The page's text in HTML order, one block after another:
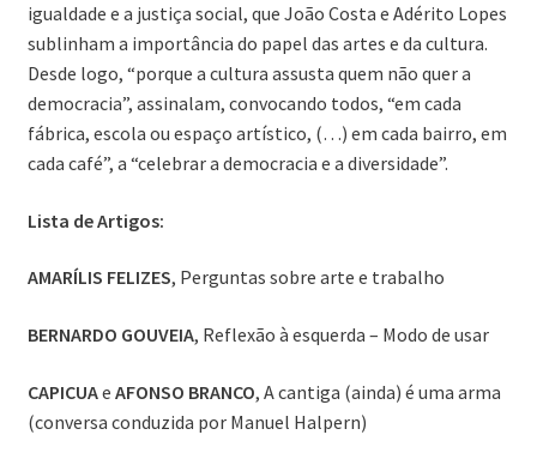
igualdade e a justiça social, que João Costa e Adérito Lopes
sublinham a importância do papel das artes e da cultura.
Desde logo, “porque a cultura assusta quem não quer a
democracia”, assinalam, convocando todos, “em cada
fábrica, escola ou espaço artístico, (…) em cada bairro, em
cada café”, a “celebrar a democracia e a diversidade”.
Lista de Artigos:
AMARÍLIS FELIZES, Perguntas sobre arte e trabalho
BERNARDO GOUVEIA, Reflexão à esquerda – Modo de usar
CAPICUAe AFONSO BRANCO, A cantiga (ainda) é uma arma
(conversa conduzida por Manuel Halpern)